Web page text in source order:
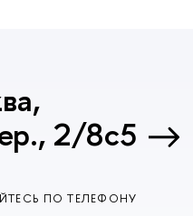
2/8с5
ПО ТЕЛЕФОНУ